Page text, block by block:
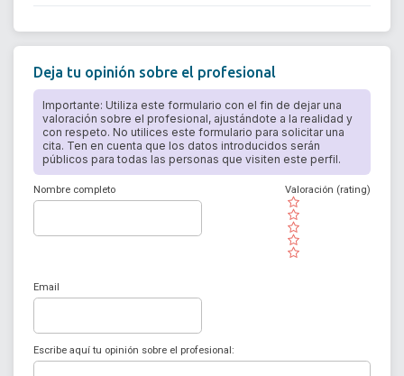
Deja tu opinión sobre el profesional
Importante: Utiliza este formulario con el fin de dejar una
valoración sobre el profesional, ajustándote a la realidad y
con respeto. No utilices este formulario para solicitar una
cita. Ten en cuenta que los datos introducidos serán
públicos para todas las personas que visiten este perfil.
Nombre completo
( )
( )
( )
( )
( )
Valoración (rating)
Email
Escribe aquí tu opinión sobre el profesional: